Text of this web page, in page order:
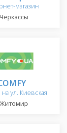
магазин
на ул. Киевская